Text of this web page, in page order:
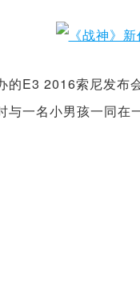
E3 2016索尼发布会
与一名小男孩一同在